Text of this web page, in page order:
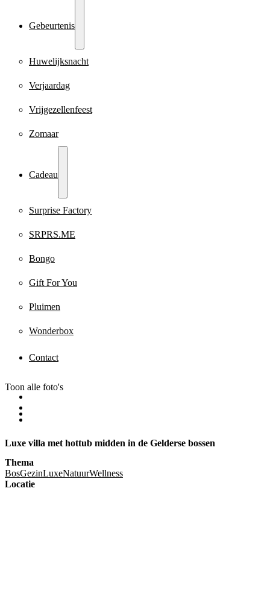
Gebeurtenis
Huwelijksnacht
Verjaardag
Vrijgezellenfeest
Zomaar
Cadeau
Surprise Factory
SRPRS.ME
Bongo
Gift For You
Pluimen
Wonderbox
Contact
Toon alle foto's
Luxe villa met hottub midden in de Gelderse bossen
Thema
BosGezinLuxeNatuurWellness
Locatie